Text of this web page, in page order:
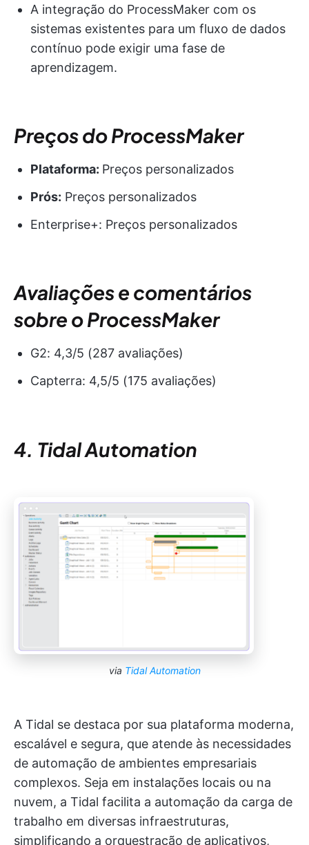
A integração do ProcessMaker com os
sistemas existentes para um fluxo de dados
contínuo pode exigir uma fase de
aprendizagem.
Preços do ProcessMaker
Plataforma: Preços personalizados
Prós: Preços personalizados
Enterprise+: Preços personalizados
Avaliações e comentários
sobre o ProcessMaker
G2: 4,3/5 (287 avaliações)
Capterra: 4,5/5 (175 avaliações)
4. Tidal Automation
via Tidal Automation
A Tidal se destaca por sua plataforma moderna,
escalável e segura, que atende às necessidades
de automação de ambientes empresariais
complexos. Seja em instalações locais ou na
nuvem, a Tidal facilita a automação da carga de
trabalho em diversas infraestruturas,
simplificando a orquestração de aplicativos,